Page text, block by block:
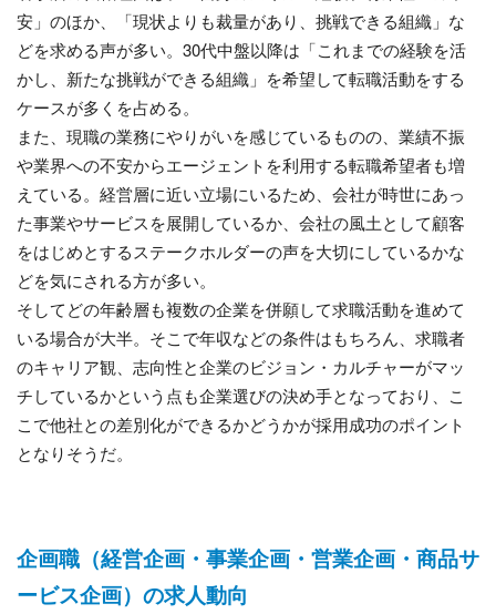
安」のほか、「現状よりも裁量があり、挑戦できる組織」な
どを求める声が多い。30代中盤以降は「これまでの経験を活
かし、新たな挑戦ができる組織」を希望して転職活動をする
ケースが多くを占める。
また、現職の業務にやりがいを感じているものの、業績不振
や業界への不安からエージェントを利用する転職希望者も増
えている。経営層に近い立場にいるため、会社が時世にあっ
た事業やサービスを展開しているか、会社の風土として顧客
をはじめとするステークホルダーの声を大切にしているかな
どを気にされる方が多い。
そしてどの年齢層も複数の企業を併願して求職活動を進めて
いる場合が大半。そこで年収などの条件はもちろん、求職者
のキャリア観、志向性と企業のビジョン・カルチャーがマッ
チしているかという点も企業選びの決め手となっており、こ
こで他社との差別化ができるかどうかが採用成功のポイント
となりそうだ。
企画職（経営企画・事業企画・営業企画・商品サ
ービス企画）の求人動向